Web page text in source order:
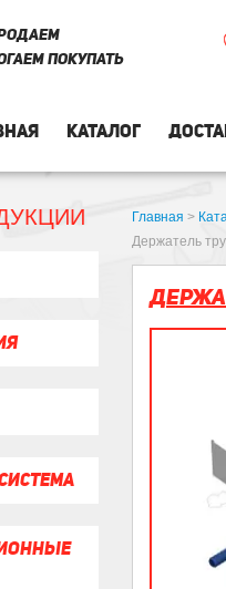
ПОКУПАТЬ
КАТАЛОГ
Главная >
Держатель